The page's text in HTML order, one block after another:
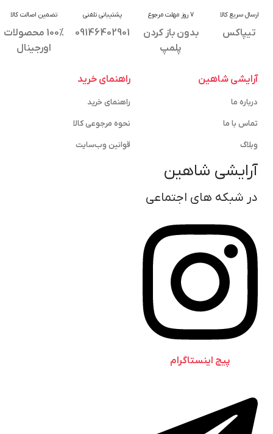
ارسال سریع کالا
تیپاکس
7 روز مهلت مرجوع
بدون باز کردن
پلمپ
پشتیبانی تلفنی
09146402901
تضمین اصالت کالا
100% محصولات
اورجینال
آرایشی شاهین
درباره ما
تماس با ما
وبلاگ
آرایشی شاهین
در شبکه های اجتماعی
پیج اینستاگرام
راهنمای خرید
راهنمای خرید
نحوه مرجوعی کالا
قوانین وب‌سایت